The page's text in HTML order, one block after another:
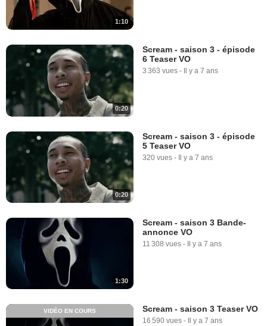
1:10
0:20
Scream - saison 3 - épisode
6 Teaser VO
3 363 vues - Il y a 7 ans
0:20
Scream - saison 3 - épisode
5 Teaser VO
320 vues - Il y a 7 ans
1:30
Scream - saison 3 Bande-
annonce VO
11 308 vues - Il y a 7 ans
VIDÉO EN COURS Scream - saison 3 Teaser VO
16 590 vues - Il y a 7 ans